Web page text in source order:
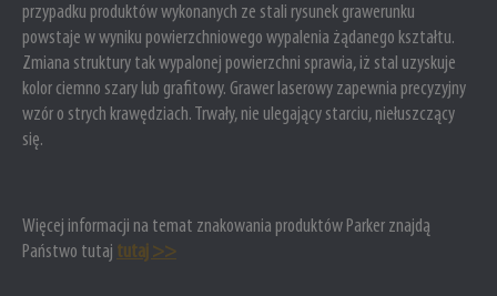
przypadku produktów wykonanych ze stali rysunek grawerunku
powstaje w wyniku powierzchniowego wypalenia żądanego kształtu.
Zmiana struktury tak wypalonej powierzchni sprawia, iż stal uzyskuje
kolor ciemno szary lub grafitowy. Grawer laserowy zapewnia precyzyjny
wzór o strych krawędziach. Trwały, nie ulegający starciu, niełuszczący
się.
Więcej informacji na temat znakowania produktów Parker znajdą
Państwo tutaj tutaj >>